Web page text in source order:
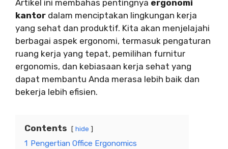
Artikel ini membahas pentingnya ergonomi
kantor dalam menciptakan lingkungan kerja
yang sehat dan produktif. Kita akan menjelajahi
berbagai aspek ergonomi, termasuk pengaturan
ruang kerja yang tepat, pemilihan furnitur
ergonomis, dan kebiasaan kerja sehat yang
dapat membantu Anda merasa lebih baik dan
bekerja lebih efisien.
Contents hide
1 Pengertian Office Ergonomics